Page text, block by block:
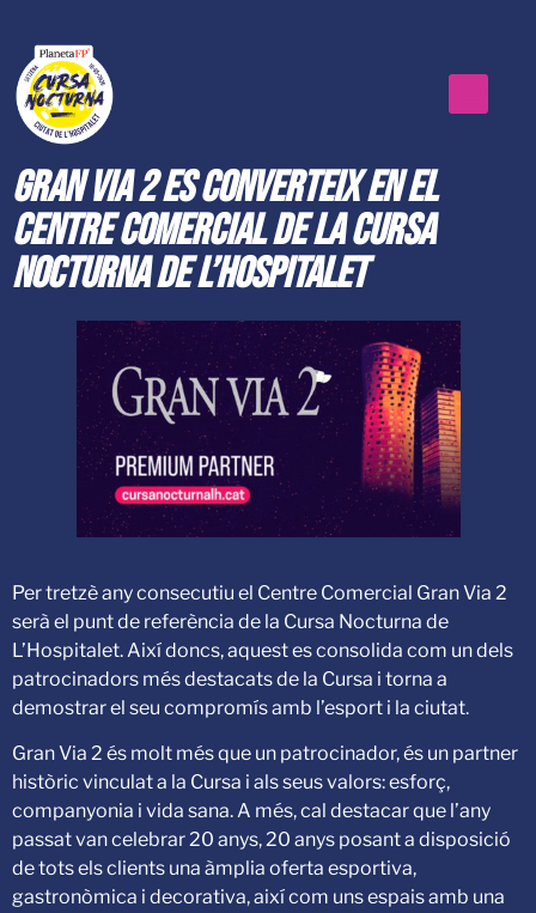
Gran Via 2 es converteix en el
Centre Comercial de la Cursa
Nocturna de L’Hospitalet
Per tretzè any consecutiu el Centre Comercial Gran Via 2
serà el punt de referència de la Cursa Nocturna de
L’Hospitalet. Així doncs, aquest es consolida com un dels
patrocinadors més destacats de la Cursa i torna a
demostrar el seu compromís amb l’esport i la ciutat.
Gran Via 2 és molt més que un patrocinador, és un partner
històric vinculat a la Cursa i als seus valors: esforç,
companyonia i vida sana. A més, cal destacar que l’any
passat van celebrar 20 anys, 20 anys posant a disposició
de tots els clients una àmplia oferta esportiva,
gastronòmica i decorativa, així com uns espais amb una